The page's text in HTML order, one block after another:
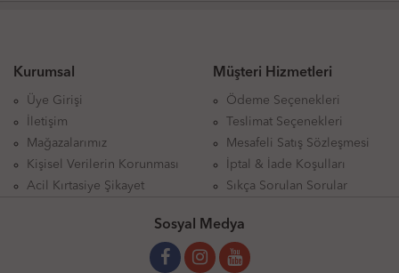
Kurumsal
Üye Girişi
İletişim
Mağazalarımız
Kişisel Verilerin Korunması
Acil Kırtasiye Şikayet
Müşteri Hizmetleri
Ödeme Seçenekleri
Teslimat Seçenekleri
Mesafeli Satış Sözleşmesi
İptal & İade Koşulları
Sıkça Sorulan Sorular
Sosyal Medya